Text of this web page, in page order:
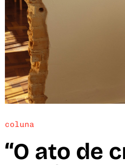
coluna
“O ato de